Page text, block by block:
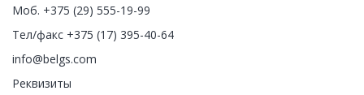
Моб. +375 (29) 555-19-99
Тел/факс +375 (17) 395-40-64
info@belgs.com
Реквизиты